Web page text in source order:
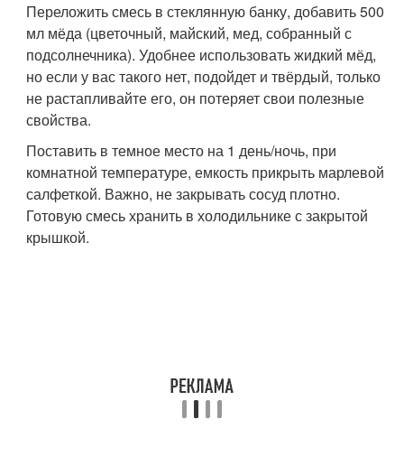
Переложить смесь в стеклянную банку, добавить 500
мл мёда (цветочный, майский, мед, собранный с
подсолнечника). Удобнее использовать жидкий мёд,
но если у вас такого нет, подойдет и твёрдый, только
не растапливайте его, он потеряет свои полезные
свойства.
Поставить в темное место на 1 день/ночь, при
комнатной температуре, емкость прикрыть марлевой
салфеткой. Важно, не закрывать сосуд плотно.
Готовую смесь хранить в холодильнике с закрытой
крышкой.